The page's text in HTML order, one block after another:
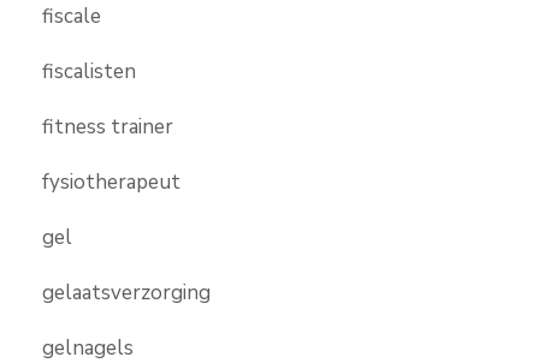
fiscale
fiscalisten
fitness trainer
fysiotherapeut
gel
gelaatsverzorging
gelnagels